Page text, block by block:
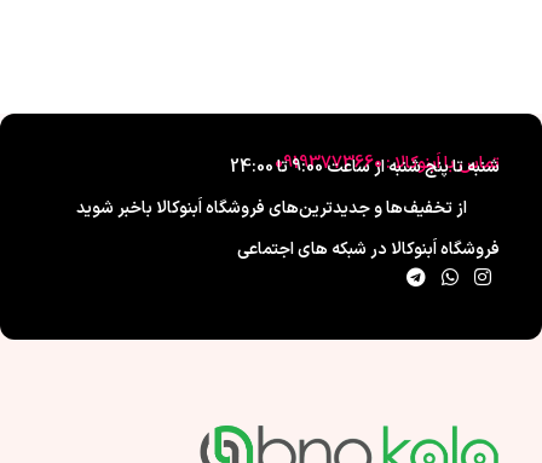
تماس با اَبنوکالا : 09193773660
شنبه تا پنج شنبه از ساعت 9:00 تا 24:00
از تخفیف‌ها و جدیدترین‌های فروشگاه اَبنوکالا باخبر شوید
فروشگاه اَبنوکالا در شبکه های اجتماعی